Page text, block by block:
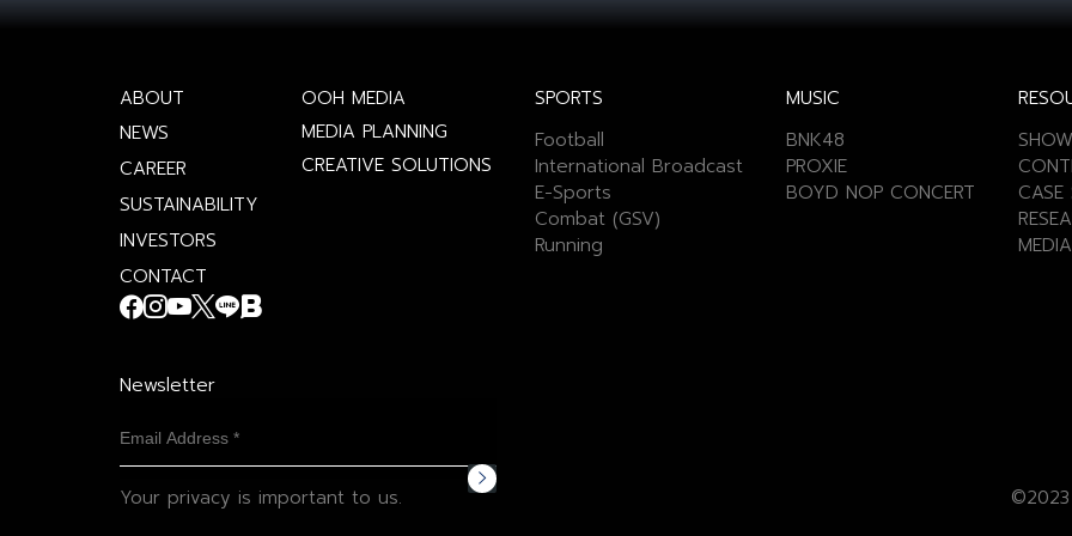
ABOUT
NEWS
CAREER
SUSTAINABILITY
INVESTORS
CONTACT
OOH MEDIA
MEDIA PLANNING
CREATIVE SOLUTIONS
SPORTS
Football
International Broadcast
E-Sports
Combat (GSV)
Running
MUSIC
BNK48
PROXIE
BOYD NOP CONCERT
CASE
Newsletter
Your privacy is important to us.